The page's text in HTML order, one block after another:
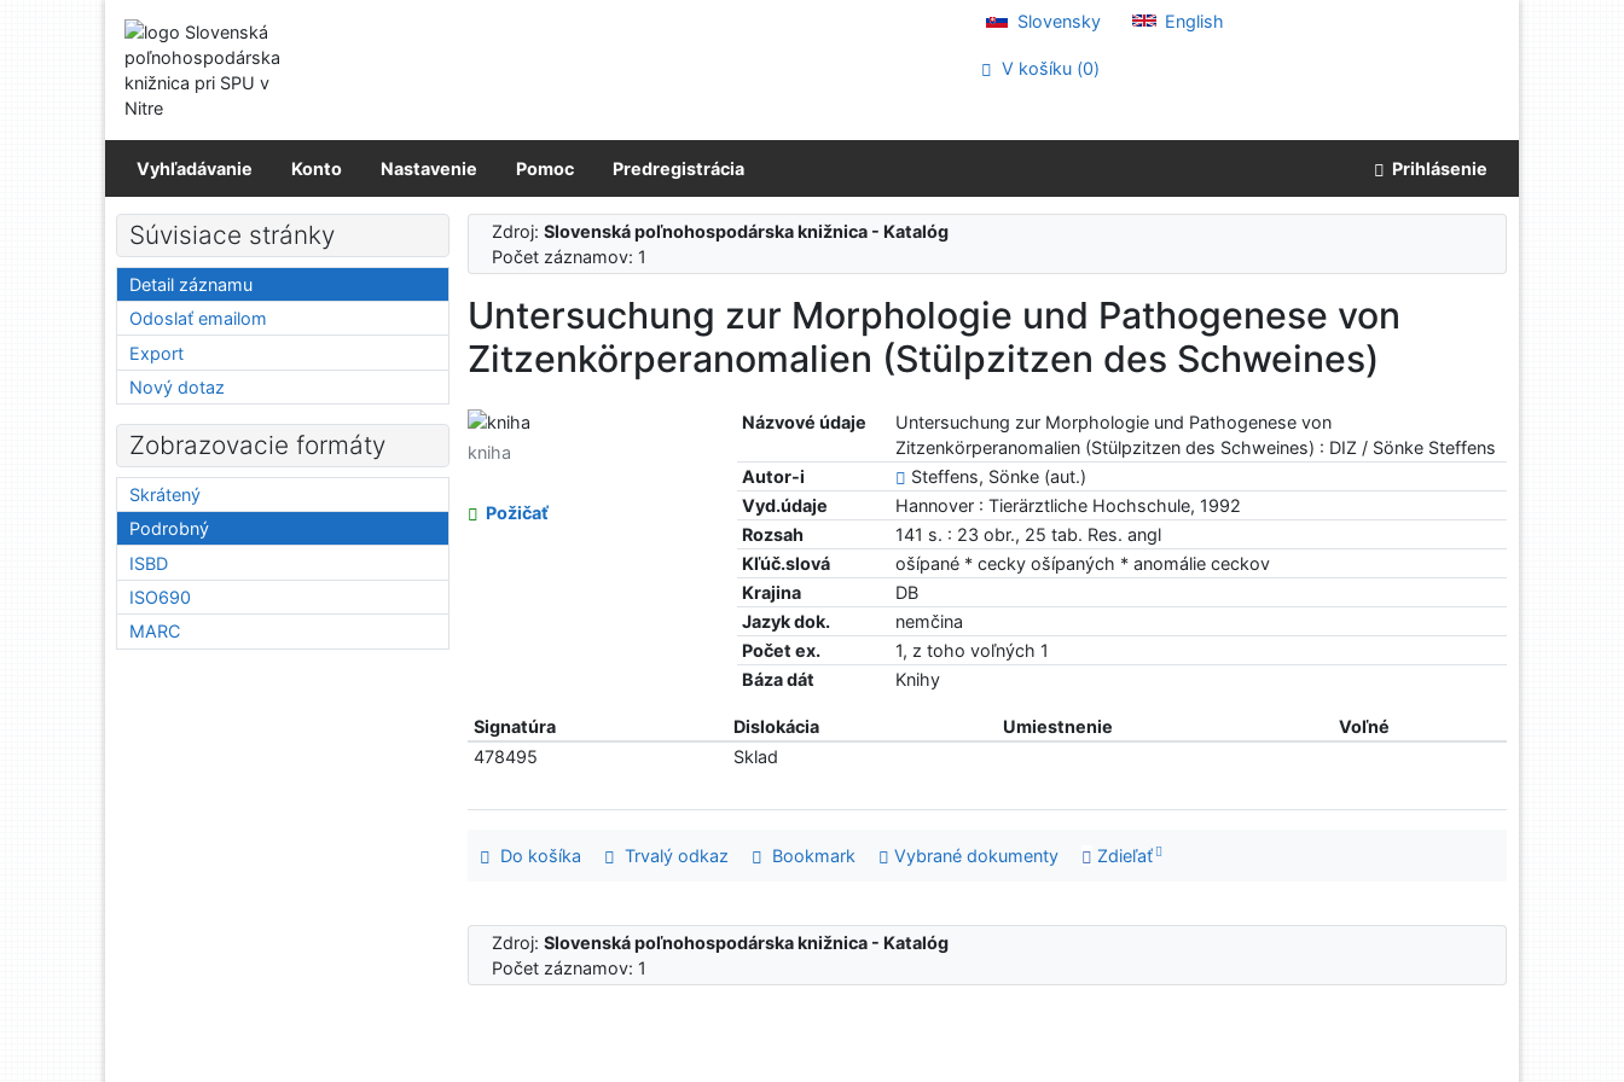
Prejsť na menu
Prehlásenie o webovej prístupnosti
Slovensky English
V košíku (0)
Vyhľadávanie Konto Nastavenie Pomoc Predregistrácia Prihlásenie
Zdroj:Slovenská poľnohospodárska knižnica - Katalóg
Počet záznamov: 1
Untersuchung zur Morphologie und Pathogenese von
Zitzenkörperanomalien (Stülpzitzen des Schweines)
Názvové údaje
Untersuchung zur Morphologie und Pathogenese von
Zitzenkörperanomalien (Stülpzitzen des Schweines) : DIZ / Sönke Steffens
Autor-i
Steffens, Sönke (aut.)
Vyd.údaje
Hannover : Tierärztliche Hochschule, 1992
Rozsah
141 s. : 23 obr., 25 tab. Res. angl
Kľúč.slová
ošípané * cecky ošípaných * anomálie ceckov
Krajina
DB
Jazyk dok.
nemčina
Počet ex.
1, z toho voľných 1
Báza dát
Knihy
kniha
Požičať
Signatúra Dislokácia Umiestnenie
Voľné
478495
Sklad
Do košíka Trvalý odkaz Bookmark Vybrané dokumenty Zdieľať
Zdroj:Slovenská poľnohospodárska knižnica - Katalóg
Počet záznamov: 1
Súvisiace stránky
Detail záznamu
Odoslať emailom
Export
Nový dotaz
Zobrazovacie formáty
Skrátený
Podrobný
ISBD
ISO690
MARC